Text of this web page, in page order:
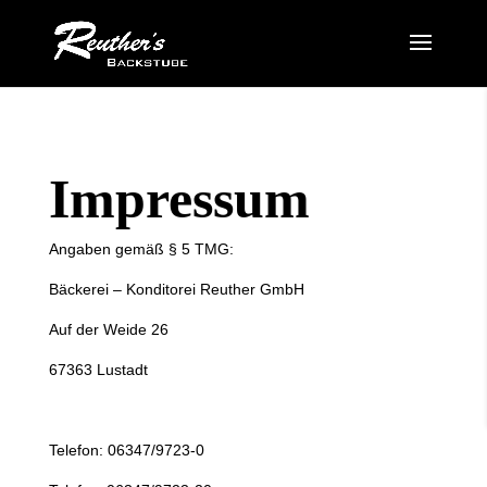
Impressum
Angaben gemäß § 5 TMG:
Bäckerei – Konditorei Reuther GmbH
Auf der Weide 26
67363 Lustadt
Telefon: 06347/9723-0